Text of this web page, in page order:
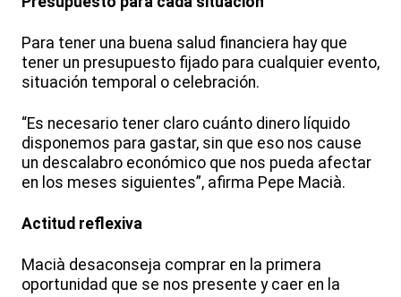
Para tener una buena salud financiera hay que
tener un presupuesto fijado para cualquier evento,
situación temporal o celebración.
“Es necesario tener claro cuánto dinero líquido
disponemos para gastar, sin que eso nos cause
un descalabro económico que nos pueda afectar
en los meses siguientes”, afirma Pepe Macià.
Actitud reflexiva
Macià desaconseja comprar en la primera
oportunidad que se nos presente y caer en la